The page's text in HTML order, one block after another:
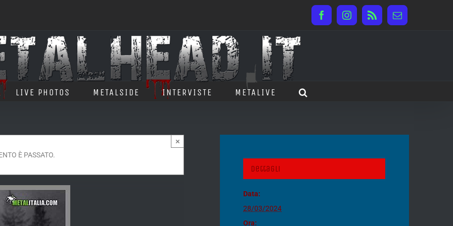
FacebookInstagram
Rss Email
LIVE PHOTOS METALSIDE INTERVISTE METALIVE
È PASSATO.
×
Dettagli
Data:
28/03/2024
Ora: